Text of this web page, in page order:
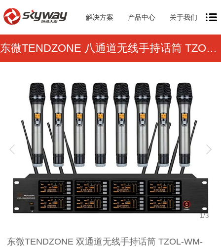
解决方案 产品中心 关于我们
东微TENDZONE 八通道无线手持话筒 TZOL-WM-108H8
1/3
东微TENDZONE 双通道无线手持话筒 TZOL-WM-